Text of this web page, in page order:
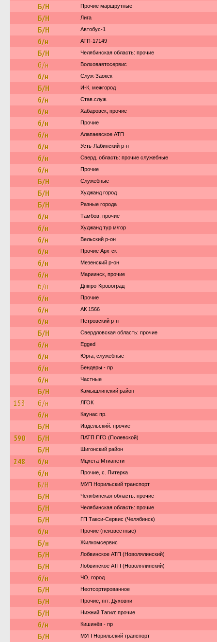
Б/Н Прочие маршрутные
Б/Н Лига
Б/Н Автобус-1
б/н АТП-17149
Б/Н Челябинская область: прочие
б/н Волховавтосервис
б/н Служ-Заокск
Б/Н И-К, межгород
б/н Став.служ.
б/н Хабаровск, прочие
б/н Прочие
б/н Алапаевское АТП
б/н Усть-Лабинский р-н
б/н Сверд. область: прочие служебные
б/н Прочие
Б/Н Служебные
Б/Н Худжанд город
Б/Н Разные города
б/н Тамбов, прочие
б/н Худжанд тур м/гор
б/н Вельский р-он
б/н Прочие Арх-ск
б/н Мезенский р-он
б/н Мариинск, прочие
б/н Дніпро-Кіровоград
б/н Прочие
б/н АК 1566
б/н Петровский р-н
Б/Н Свердловская область: прочие
б/н Egged
б/н Юрга, служебные
б/н Бендеры - пр
б/н Частные
Б/Н Камышлинский район
153 б/н ЛГОК
б/н Каунас пр.
Б/Н Ивдельский: прочие
590 Б/Н ПАТП ПГО (Полевской)
Б/Н Шигонский район
248 б/н Мцхета-Мтианети
б/н Прочие, с. Питерка
Б/Н МУП Норильский транспорт
Б/Н Челябинская область: прочие
Б/Н Челябинская область: прочие
Б/Н ГП Такси-Сервис (Челябинск)
б/н Прочие (неизвестные)
Б/н Жилкомсервис
Б/Н Лобвинское АТП (Новолялинский)
Б/Н Лобвинское АТП (Новолялинский)
б/н ЧО, город
Б/Н Неотсортированное
Б/Н Прочие, пгт. Духовни
Б/Н Нижний Тагил: прочие
б/н Кишинёв - пр
Б/Н МУП Норильский транспорт